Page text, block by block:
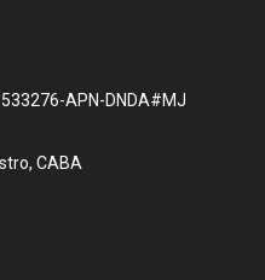
APN-DNDA#MJ
CABA